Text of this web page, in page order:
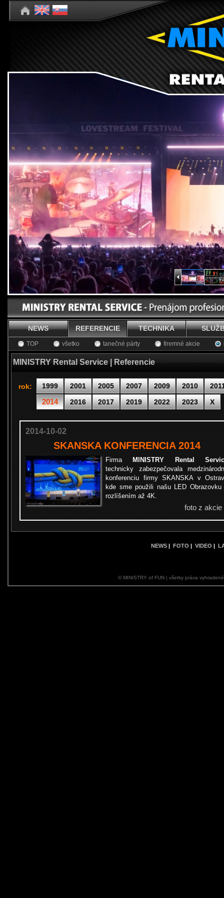
NEWS REFERENCIE TECHNIKA
TOP všetko tanečné párty firemné akcie
MINISTRY Rental Service | Referencie
rok: 1999 2001 2005 2007 2009 2010
2014 2016 2017 2019 2022 2023 X
2014-10-02
SKANSKA KONFERENCIA 2014
FirmaMINISTRY Rental
technicky zabezpečovala
konferenciu firmy SKANSKA v
kde sme použili našu LED Obrazovku
rozlíšením až 4K.
foto z akcie
NEWS | FOTO | VIDEO |
© MINISTRY of FUN | všetky práva